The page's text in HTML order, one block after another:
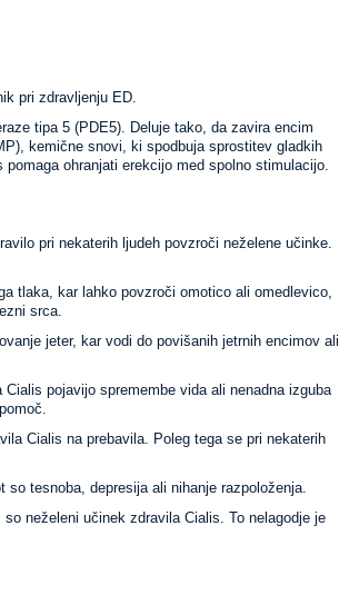
pri zdravljenju ED.
tipa 5 (PDE5). Deluje tako, da zavira encim
kemične snovi, ki spodbuja sprostitev gladkih
ohranjati erekcijo med spolno stimulacijo.
pri nekaterih ljudeh povzroči neželene učinke.
tlaka, kar lahko povzroči omotico ali omedlevico,
srca.
jeter, kar vodi do povišanih jetrnih encimov ali
pojavijo spremembe vida ali nenadna izguba
Cialis na prebavila. Poleg tega se pri nekaterih
tesnoba, depresija ali nihanje razpoloženja.
neželeni učinek zdravila Cialis. To nelagodje je